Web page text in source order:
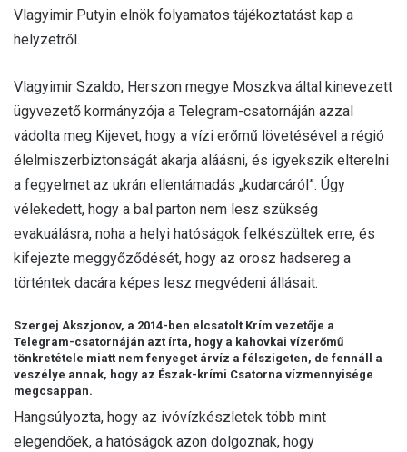
Vlagyimir Putyin elnök folyamatos tájékoztatást kap a
helyzetről.
Vlagyimir Szaldo, Herszon megye Moszkva által kinevezett
ügyvezető kormányzója a Telegram-csatornáján azzal
vádolta meg Kijevet, hogy a vízi erőmű lövetésével a régió
élelmiszerbiztonságát akarja aláásni, és igyekszik elterelni
a fegyelmet az ukrán ellentámadás „kudarcáról”. Úgy
vélekedett, hogy a bal parton nem lesz szükség
evakuálásra, noha a helyi hatóságok felkészültek erre, és
kifejezte meggyőződését, hogy az orosz hadsereg a
történtek dacára képes lesz megvédeni állásait.
Szergej Akszjonov, a 2014-ben elcsatolt Krím vezetője a
Telegram-csatornáján azt írta, hogy a kahovkai vízerőmű
tönkretétele miatt nem fenyeget árvíz a félszigeten, de fennáll a
veszélye annak, hogy az Észak-krími Csatorna vízmennyisége
megcsappan.
Hangsúlyozta, hogy az ivóvízkészletek több mint
elegendőek, a hatóságok azon dolgoznak, hogy